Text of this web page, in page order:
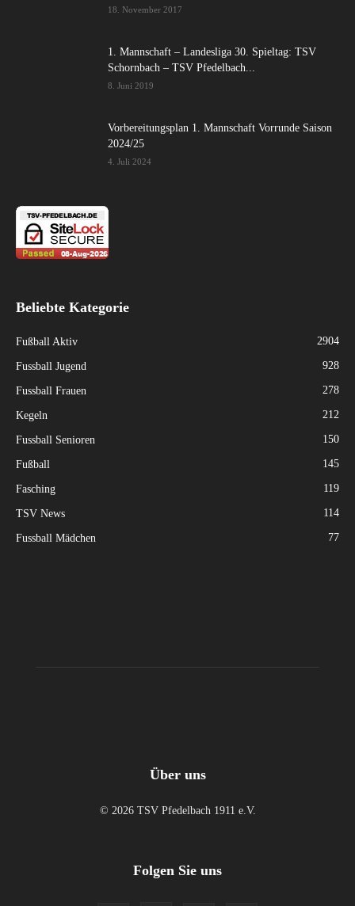
18. November 2017
1. Mannschaft – Landesliga 30. Spieltag: TSV
Schornbach – TSV Pfedelbach...
8. Juni 2019
Vorbereitungsplan 1. Mannschaft Vorrunde Saison
2024/25
4. Juli 2024
Beliebte Kategorie
Fußball Aktiv 2904
Fussball Jugend 928
Fussball Frauen 278
Kegeln 212
Fussball Senioren 150
Fußball 145
Fasching 119
TSV News 114
Fussball Mädchen 77
Über uns
© 2026 TSV Pfedelbach 1911 e.V.
Folgen Sie uns